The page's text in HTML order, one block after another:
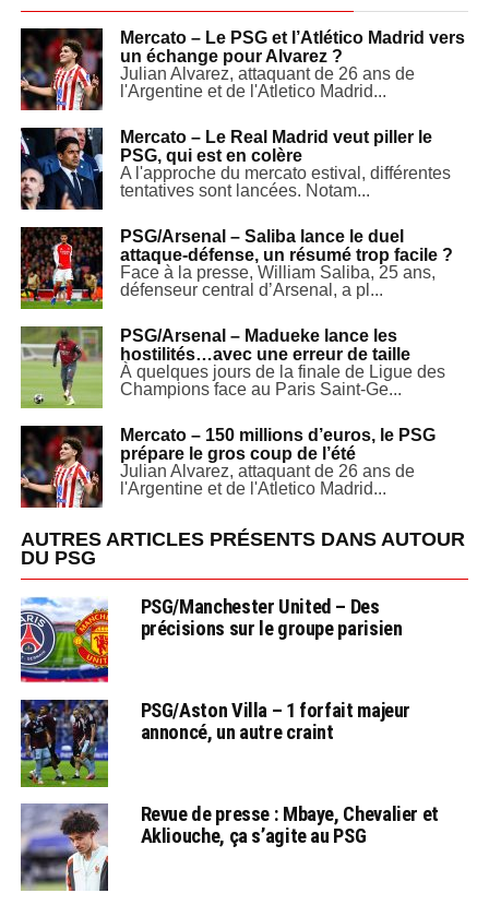
Mercato – Le PSG et l’Atlético Madrid vers
un échange pour Alvarez ?
Julian Alvarez, attaquant de 26 ans de
l'Argentine et de l'Atletico Madrid...
Mercato – Le Real Madrid veut piller le
PSG, qui est en colère
A l'approche du mercato estival, différentes
tentatives sont lancées. Notam...
PSG/Arsenal – Saliba lance le duel
attaque-défense, un résumé trop facile ?
Face à la presse, William Saliba, 25 ans,
défenseur central d’Arsenal, a pl...
PSG/Arsenal – Madueke lance les
hostilités…avec une erreur de taille
À quelques jours de la finale de Ligue des
Champions face au Paris Saint-Ge...
Mercato – 150 millions d’euros, le PSG
prépare le gros coup de l’été
Julian Alvarez, attaquant de 26 ans de
l'Argentine et de l'Atletico Madrid...
AUTRES ARTICLES PRÉSENTS DANS AUTOUR
DU PSG
PSG/Manchester United – Des
précisions sur le groupe parisien
PSG/Aston Villa – 1 forfait majeur
annoncé, un autre craint
Revue de presse : Mbaye, Chevalier et
Akliouche, ça s’agite au PSG